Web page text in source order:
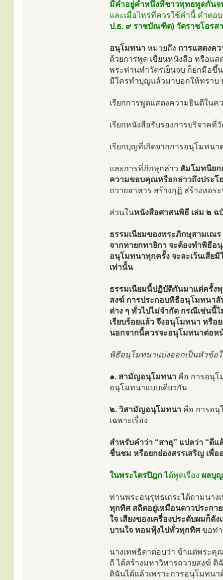
มีคำอยู่คำหนึ่งที่ชาวพุทธพูดกัน
และเมื่อไหร่ที่ควรใช้คำนี้ คำตอ
ป.ธ. ๙ ราชบัณฑิต) วัดราชโอรส
อนุโมทนา หมายถึง การแสดงค
ด้วยการพูด เขียนหนังสือ หรือแส
พระท่านทำวัตรเย็นจบ ก็ยกมือขึ้
มีใครทำบุญแล้วมาบอกให้ทราบ
เรียกการพูดแสดงความยินดีใน
เรียกหนังสือรับรองการบริจาค
เรียกบุญที่เกิดจากการอนุโมทน
และการที่ภิกษุกล่าว สัมโมทนียก
ความขอบคุณหรือกล่าวถึงประโ
ถวายอาหาร สร้างกุฏิ สร้างหอร
ส่วนในหนังสือศาสนพิธี เล่ม ๒ ฉ
ธรรมเนียมของพระภิกษุสามเณร
จากทายกทายิกา จะต้องทำพิธีอ
อนุโมทนาทุกครั้ง จะละเว้นเสีย
เท่านั้น
ธรรมเนียมนี้ปฏิบัติกันมาแต่ครั้ง
สงฆ์ การประกอบพิธีอนุโมทนา
ต่าง ๆ ทั่วไปไม่จำกัด กรณีเช่น
เรียบร้อยแล้ว จึงอนุโมทนา หรือ
นอกจากนี้ควรจะอนุโมทนาต่อห
พิธีอนุโมทนาแบ่งออกเป็นหัวข้อ
๑. สามัญอนุโมทนา คือ การอนุโ
อนุโมทนาแบบเดียวกัน
๒. วิสามัญอนุโมทนา คือ การอนุ
เฉพาะเรื่อง
สำหรับคำว่า “สาธุ” แปลว่า “ดี
ชื่นชม หรือยกย่องสรรเสริญ เพื่
ในพระไตรปิฎกได้พูดเรื่อง ผลบุ
ท่านพระอนุรุทธเถระได้ถามนา
ทุกทิศ สถิตอยู่เหมือนดาวประกา
ใจ เสียงของเครื่องประดับผมก็ดั
บานใจ หอมฟุ้งไปทั่วทุกทิศขอท่า
นางเทพธิดาตอบว่า ข้าแต่พระคุ
ถี ได้สร้างมหาวิหารถวายสงฆ์
ดิฉันได้แล้วเพราะการอนุโมทน